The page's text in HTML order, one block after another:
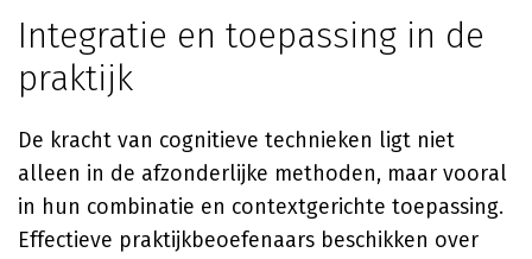
Integratie en toepassing in de
praktijk
De kracht van cognitieve technieken ligt niet
alleen in de afzonderlijke methoden, maar vooral
in hun combinatie en contextgerichte toepassing.
Effectieve praktijkbeoefenaars beschikken over